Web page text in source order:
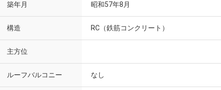
築年月 昭和57年8月
構造 RC（鉄筋コンクリート）
主方位
ルーフバルコニー なし